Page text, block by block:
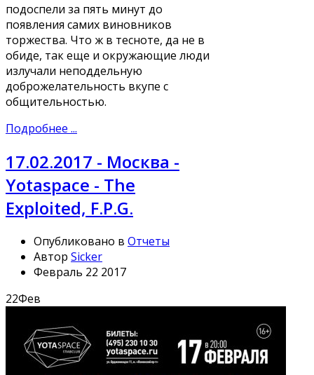
подоспели за пять минут до
появления самих виновников
торжества. Что ж в тесноте, да не в
обиде, так еще и окружающие люди
излучали неподдельную
доброжелательность вкупе с
общительностью.
Подробнее ...
17.02.2017 - Москва -
Yotaspace - The
Exploited, F.P.G.
Опубликовано в Отчеты
Автор Sicker
Февраль 22 2017
22Фев